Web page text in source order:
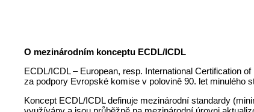
O mezinárodním konceptu ECDL/ICDL
ECDL/ICDL – European, resp. International Certification
za podpory Evropské komise v polovině 90. let minulého
Koncept ECDL/ICDL definuje mezinárodní standardy